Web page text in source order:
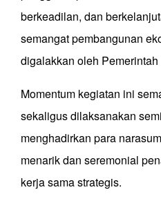
berkeadilan, dan
semangat pembangunan
digalakkan oleh
Momentum kegiatan ini
sekaligus dilaksanakan
menghadirkan para
menarik dan seremonial
kerja sama strategis.